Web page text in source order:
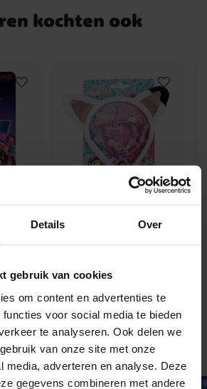
Details Over
gebruik van cookies
om content en advertenties te
voor social media te bieden
te analyseren. Ook delen we
van onze site met onze
media, adverteren en analyse. Deze
gegevens combineren met andere
kochten ook
Gabby's Dollhouse
Diadeem, Armband &
Prijs:€ 9,90
€ 9,90
TOEVOEGEN